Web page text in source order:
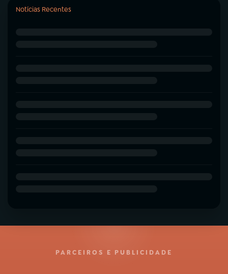
Notícias Recentes
PARCEIROS E PUBLICIDADE